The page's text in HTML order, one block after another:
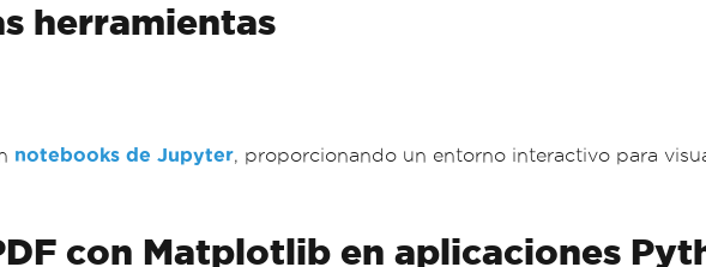
herramientas
notebooks de Jupyter, proporcionando un entorno interactivo para
con Matplotlib en aplicaciones